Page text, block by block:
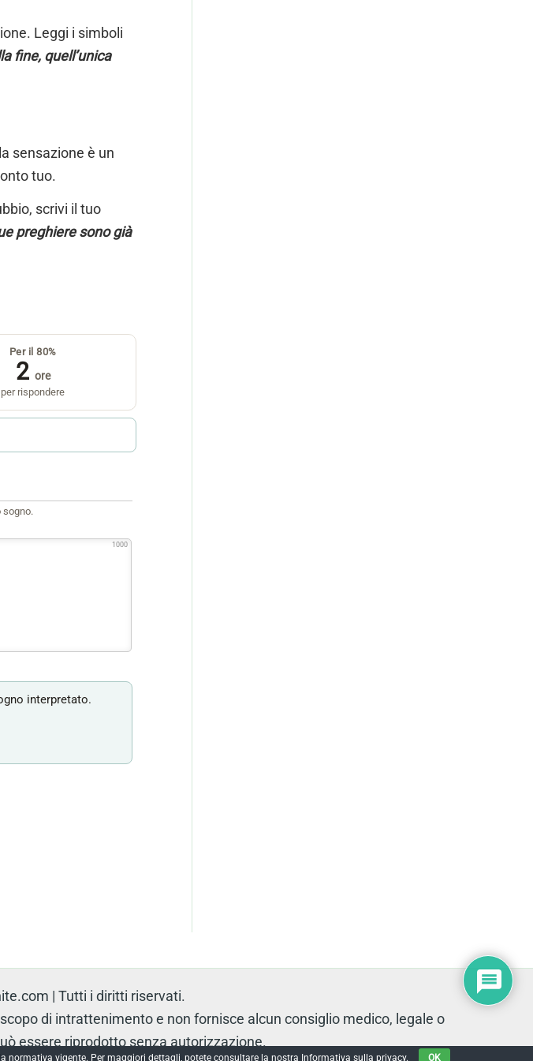
Leggi i simboli
fine, quell’unica
sensazione è un
tuo.
scrivi il tuo
preghiere sono già
Per il 80%
2 ore
per rispondere
sogno.
1000
interpretato.
| Tutti i diritti riservati.
di intrattenimento e non fornisce alcun consiglio medico, legale o
essere riprodotto senza autorizzazione.
vigente. Per maggiori dettagli, potete consultare la nostra Informativa sulla privacy. OK